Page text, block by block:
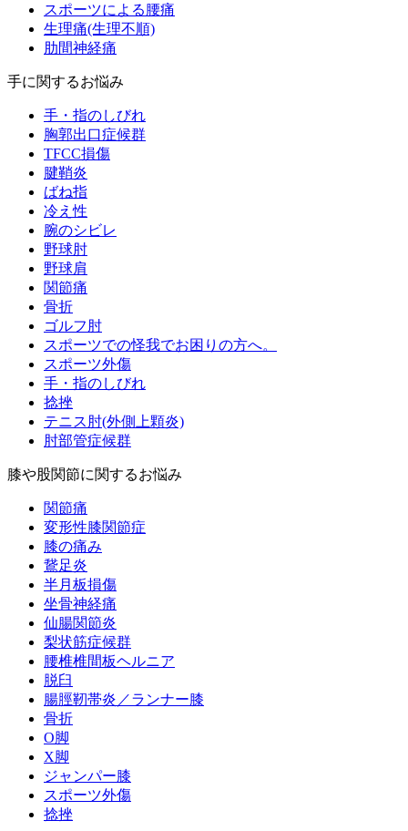
スポーツによる腰痛
生理痛(生理不順)
肋間神経痛
手に関するお悩み
手・指のしびれ
胸郭出口症候群
TFCC損傷
腱鞘炎
ばね指
冷え性
腕のシビレ
野球肘
野球肩
関節痛
骨折
ゴルフ肘
スポーツでの怪我でお困りの方へ。
スポーツ外傷
手・指のしびれ
捻挫
テニス肘(外側上顆炎)
肘部管症候群
膝や股関節に関するお悩み
関節痛
変形性膝関節症
膝の痛み
鵞足炎
半月板損傷
坐骨神経痛
仙腸関節炎
梨状筋症候群
腰椎椎間板ヘルニア
脱臼
腸脛靭帯炎／ランナー膝
骨折
O脚
X脚
ジャンパー膝
スポーツ外傷
捻挫